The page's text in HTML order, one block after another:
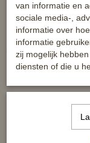
Ook interessant
van informatie en
sociale media-,
informatie over
informatie
zij mogelijk
diensten of die u